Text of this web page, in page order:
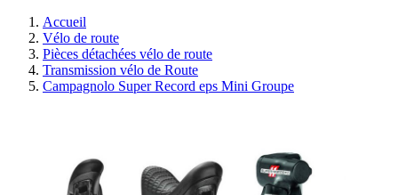
Accueil
Vélo de route
Pièces détachées vélo de route
Transmission vélo de Route
Campagnolo Super Record eps Mini Groupe